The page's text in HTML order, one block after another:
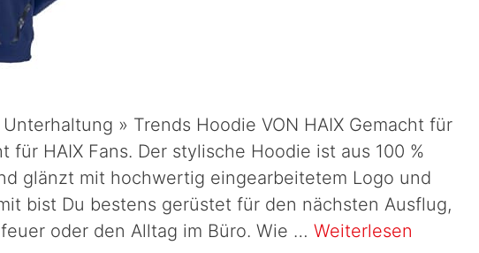
» Trends Hoodie VON HAIX Gemacht für
für HAIX Fans. Der stylische Hoodie ist aus 100 %
glänzt mit hochwertig eingearbeitetem Logo und
bist Du bestens gerüstet für den nächsten Ausflug,
oder den Alltag im Büro. Wie … Weiterlesen